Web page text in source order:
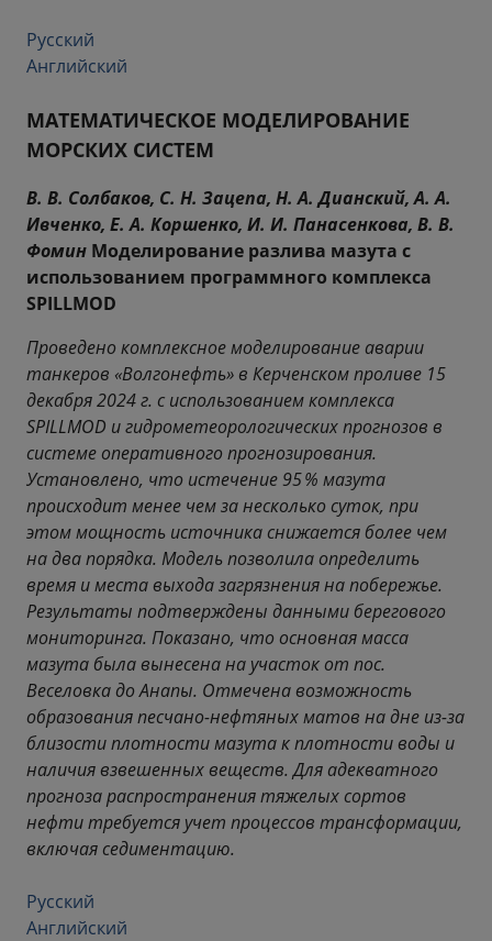
Русский
Английский
МАТЕМАТИЧЕСКОЕ МОДЕЛИРОВАНИЕ
МОРСКИХ СИСТЕМ
В. В. Солбаков, С. Н. Зацепа, Н. А. Дианский, А. А.
Ивченко, Е. А. Коршенко, И. И. Панасенкова, В. В.
Фомин Моделирование разлива мазута с
использованием программного комплекса
SPILLMOD
Проведено комплексное моделирование аварии
танкеров «Волгонефть» в Керченском проливе 15
декабря 2024 г. с использованием комплекса
SPILLMOD и гидрометеорологических прогнозов в
системе оперативного прогнозирования.
Установлено, что истечение 95 % мазута
происходит менее чем за несколько суток, при
этом мощность источника снижается более чем
на два порядка. Модель позволила определить
время и места выхода загрязнения на побережье.
Результаты подтверждены данными берегового
мониторинга. Показано, что основная масса
мазута была вынесена на участок от пос.
Веселовка до Анапы. Отмечена возможность
образования песчано-нефтяных матов на дне из-за
близости плотности мазута к плотности воды и
наличия взвешенных веществ. Для адекватного
прогноза распространения тяжелых сортов
нефти требуется учет процессов трансформации,
включая седиментацию.
Русский
Английский